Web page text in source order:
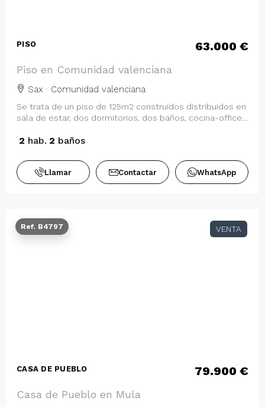
PISO 63.000 €
Piso en Comunidad valenciana
Sax · Comunidad valenciana
Se trata de un piso de 125m2 construidos distribuidos en
sala de estar, dos dormitorios, dos baños, cocina-office,
2 hab. 2 baños
Llamar Contactar WhatsApp
Ref. B4797 VENTA
CASA DE PUEBLO 79.900 €
Casa de Pueblo en Mula